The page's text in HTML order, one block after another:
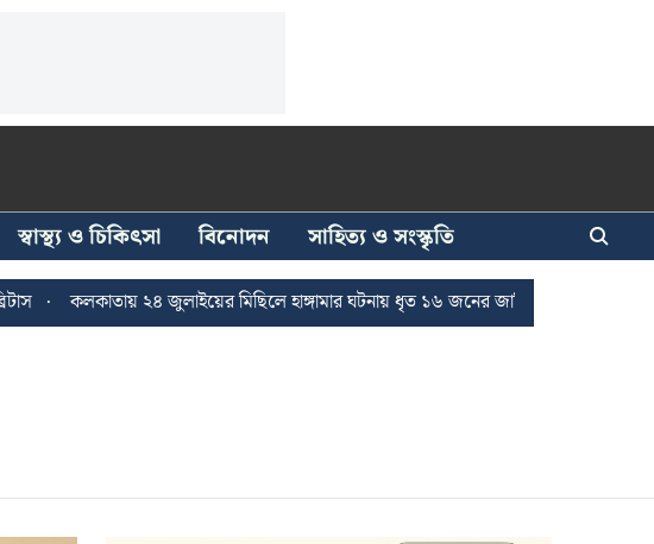
স্বাস্থ্য ও চিকিৎসা বিনোদন সাহিত্য ও সংস্কৃতি
কলকাতায় ২৪ জুলাইয়ের মিছিলে হাঙ্গামার ঘটনায় ধৃত ১৬ জনের জামিন